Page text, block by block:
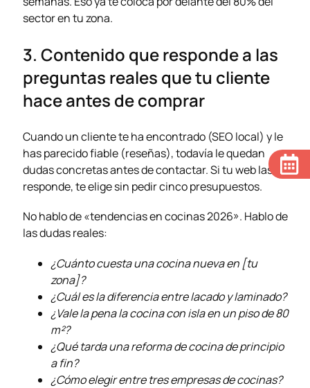
sector en tu zona.
3. Contenido que responde a las
preguntas reales que tu cliente
hace antes de comprar
Cuando un cliente te ha encontrado (SEO local) y le
has parecido fiable (reseñas), todavía le quedan
dudas concretas antes de contactar. Si tu web las
responde, te elige sin pedir cinco presupuestos.
No hablo de «tendencias en cocinas 2026». Hablo de
las dudas reales:
¿Cuánto cuesta una cocina nueva en [tu
zona]?
¿Cuál es la diferencia entre lacado y laminado?
¿Vale la pena la cocina con isla en un piso de 80
m²?
¿Qué tarda una reforma de cocina de principio
a fin?
¿Cómo elegir entre tres empresas de cocinas?